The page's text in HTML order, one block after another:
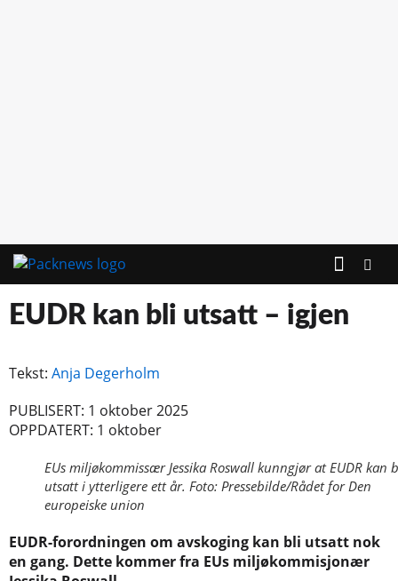
EUDR kan bli utsatt – igjen
Tekst: Anja Degerholm
PUBLISERT: 1 oktober 2025
OPPDATERT: 1 oktober
EUs miljøkommissær Jessika Roswall kunngjør at EUDR kan
utsatt i ytterligere ett år. Foto: Pressebilde/Rådet for Den
europeiske union
EUDR-forordningen om avskoging kan bli utsatt nok
en gang. Dette kommer fra EUs miljøkommisjonær